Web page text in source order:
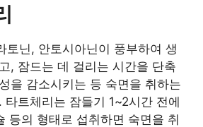
토닌, 안토시아닌이 풍부하여 생
, 잠드는 데 걸리는 시간을 단축
을 감소시키는 등 숙면을 취하는
타트체리는 잠들기 1~2시간 전에
등의 형태로 섭취하면 숙면을 취